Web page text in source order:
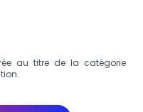
au titre de la catégorie